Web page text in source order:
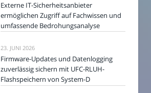
Externe IT-Sicherheitsanbieter
ermöglichen Zugriff auf Fachwissen und
umfassende Bedrohungsanalyse
23. JUNI 2026
Firmware-Updates und Datenlogging
zuverlässig sichern mit UFC-RLUH-
Flashspeichern von System-D